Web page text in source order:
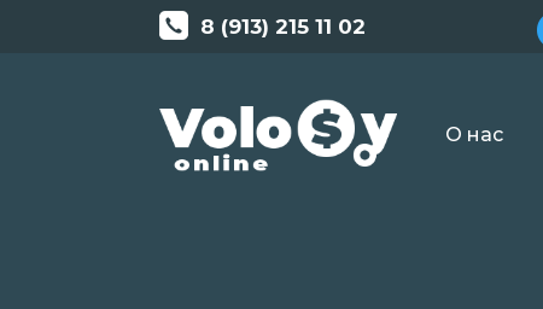
8 (913) 215 11 02
О нас